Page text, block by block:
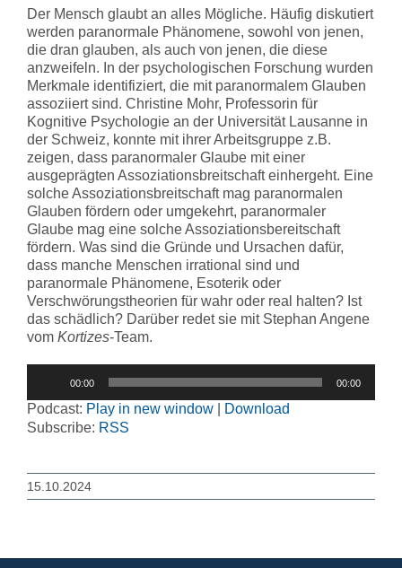
Der Mensch glaubt an alles Mögliche. Häufig diskutiert
werden paranormale Phänomene, sowohl von jenen,
die dran glauben, als auch von jenen, die diese
anzweifeln. In der psychologischen Forschung wurden
Merkmale identifiziert, die mit paranormalem Glauben
assoziiert sind. Christine Mohr, Professorin für
Kognitive Psychologie an der Universität Lausanne in
der Schweiz, konnte mit ihrer Arbeitsgruppe z.B.
zeigen, dass paranormaler Glaube mit einer
ausgeprägten Assoziationsbreitschaft einhergeht. Eine
solche Assoziationsbreitschaft mag paranormalen
Glauben fördern oder umgekehrt, paranormaler
Glaube mag eine solche Assoziationsbereitschaft
fördern. Was sind die Gründe und Ursachen dafür,
dass manche Menschen irrational sind und
paranormale Phänomene, Esoterik oder
Verschwörungstheorien für wahr oder real halten? Ist
das schädlich? Darüber redet sie mit Stephan Angene
vom Kortizes-Team.
00:00 00:00
Podcast: Play in new window
Download
Subscribe: RSS
15.10.2024